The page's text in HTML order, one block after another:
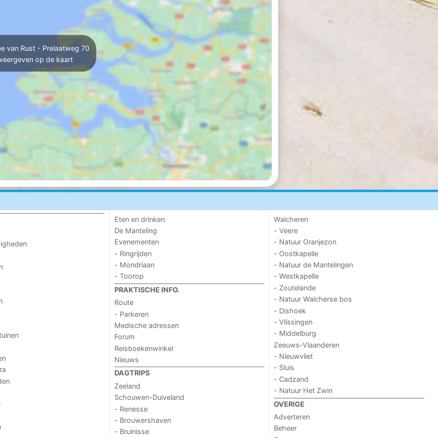
van Rust - Prelaatweg 70
op de kaart
Eten en drinken
De Manteling
Evenementen
- Ringrijden
- Mondriaan
- Toorop
PRAKTISCHE INFO.
Route
- Parkeren
Medische adressen
Forum
Reisboekenwinkel
Nieuws
DAGTRIPS
Zeeland
Schouwen-Duiveland
- Renesse
- Brouwershaven
- Bruinisse
Walcheren
- Veere
- Natuur Oranjezon
- Oostkapelle
- Natuur de Mantelingen
- Westkapelle
- Zoutelande
- Natuur Walcherse bos
- Dishoek
- Vlissingen
- Middelburg
Zeeuws-Vlaanderen
- Nieuwvliet
- Sluis
- Cadzand
- Natuur Het Zwin
OVERIGE
Adverteren
Beheer